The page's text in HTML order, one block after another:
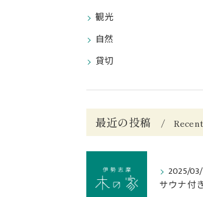
観光
自然
貸切
最近の投稿
2025/